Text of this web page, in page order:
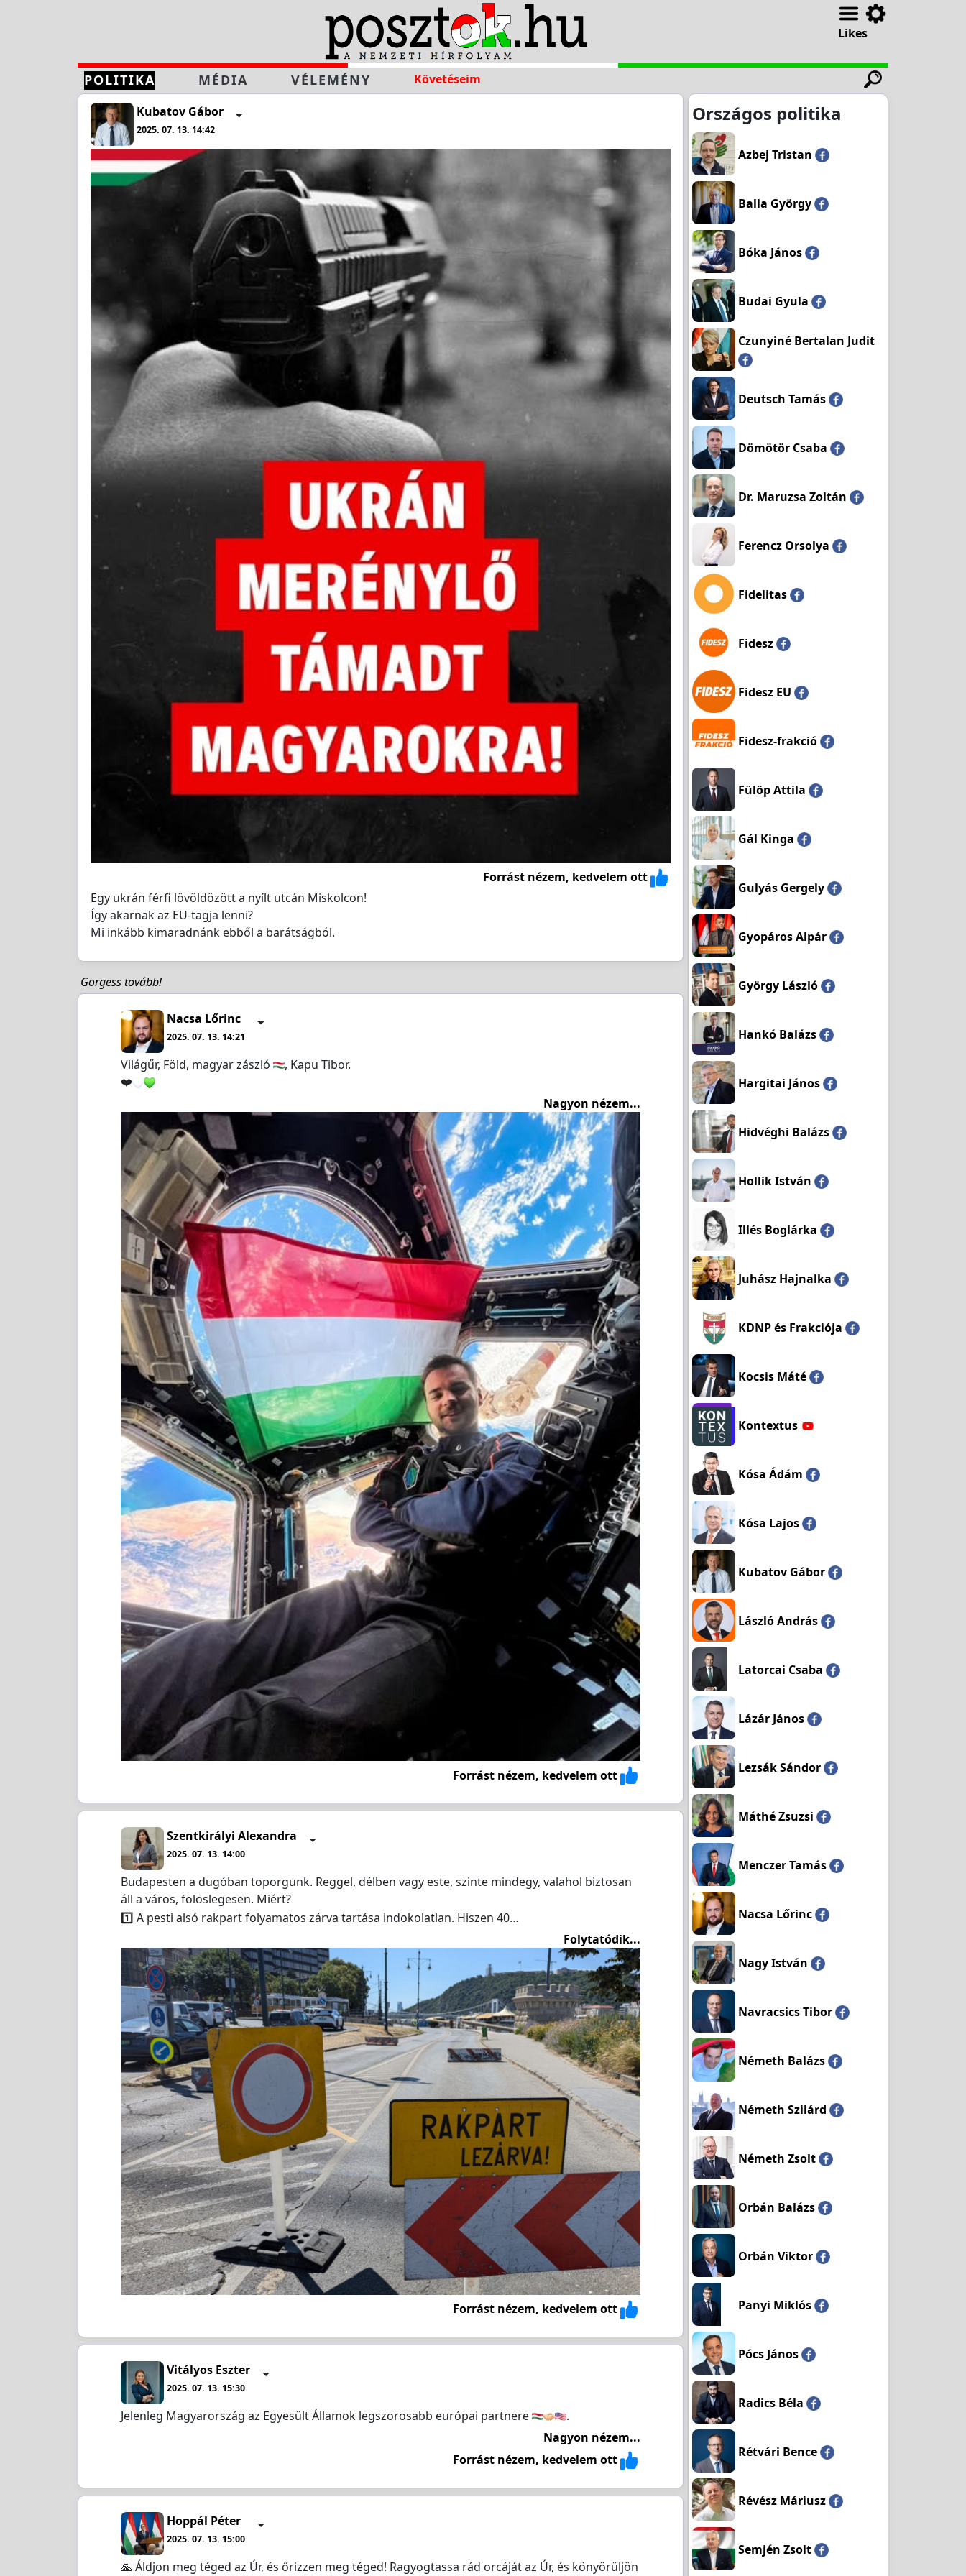
Likes
POLITIKA MÉDIA VÉLEMÉNY Követéseim
Kubatov Gábor
2025. 07. 13. 14:42
Forrást nézem, kedvelem ott
Egy ukrán férfi lövöldözött a nyílt utcán Miskolcon!
Így akarnak az EU-tagja lenni?
Mi inkább kimaradnánk ebből a barátságból.
Görgess tovább!
Nacsa Lőrinc
2025. 07. 13. 14:21
Világűr, Föld, magyar zászló
, Kapu Tibor.
❤️
Nagyon nézem...
Forrást nézem, kedvelem ott
Szentkirályi Alexandra
2025. 07. 13. 14:00
Budapesten a dugóban toporgunk. Reggel, délben vagy este, szinte mindegy, valahol biztosan
áll a város, fölöslegesen. Miért?
1️⃣ A pesti alsó rakpart folyamatos zárva tartása indokolatlan. Hiszen 40…
Folytatódik...
Forrást nézem, kedvelem ott
Vitályos Eszter
2025. 07. 13. 15:30
Jelenleg Magyarország az Egyesült Államok legszorosabb európai partnere
.
Nagyon nézem...
Forrást nézem, kedvelem ott
Hoppál Péter
2025. 07. 13. 15:00
🙏 Áldjon meg téged az Úr, és őrizzen meg téged! Ragyogtassa rád orcáját az Úr, és könyörüljön
Országos politika
Azbej Tristan
Balla György
Bóka János
Budai Gyula
Czunyiné Bertalan Judit
Deutsch Tamás
Dömötör Csaba
Dr. Maruzsa Zoltán
Ferencz Orsolya
Fidelitas
Fidesz
Fidesz EU
Fidesz-frakció
Fülöp Attila
Gál Kinga
Gulyás Gergely
Gyopáros Alpár
György László
Hankó Balázs
Hargitai János
Hidvéghi Balázs
Hollik István
Illés Boglárka
Juhász Hajnalka
KDNP és Frakciója
Kocsis Máté
Kontextus
Kósa Ádám
Kósa Lajos
Kubatov Gábor
László András
Latorcai Csaba
Lázár János
Lezsák Sándor
Máthé Zsuzsi
Menczer Tamás
Nacsa Lőrinc
Nagy István
Navracsics Tibor
Németh Balázs
Németh Szilárd
Németh Zsolt
Orbán Balázs
Orbán Viktor
Panyi Miklós
Pócs János
Radics Béla
Rétvári Bence
Révész Máriusz
Semjén Zsolt